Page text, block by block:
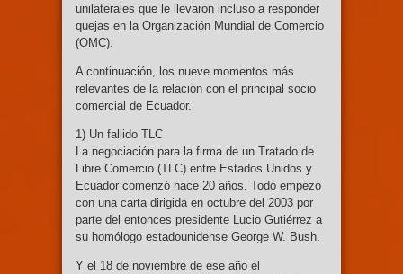
unilaterales que le llevaron incluso a responder
quejas en la Organización Mundial de Comercio
(OMC).
A continuación, los nueve momentos más
relevantes de la relación con el principal socio
comercial de Ecuador.
1) Un fallido TLC
La negociación para la firma de un Tratado de
Libre Comercio (TLC) entre Estados Unidos y
Ecuador comenzó hace 20 años. Todo empezó
con una carta dirigida en octubre del 2003 por
parte del entonces presidente Lucio Gutiérrez a
su homólogo estadounidense George W. Bush.
Y el 18 de noviembre de ese año el